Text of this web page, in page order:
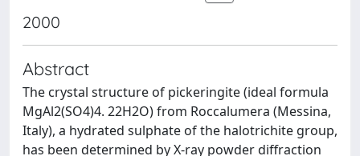
2000
Abstract
The crystal structure of pickeringite (ideal formula
MgAl2(SO4)4. 22H2O) from Roccalumera (Messina,
Italy), a hydrated sulphate of the halotrichite group,
has been determined by X-ray powder diffraction